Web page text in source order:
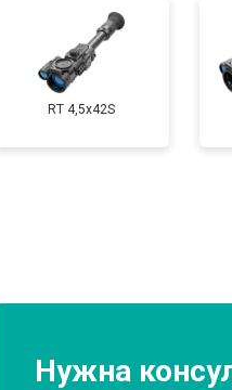
RT 4,5х42S
Нужна